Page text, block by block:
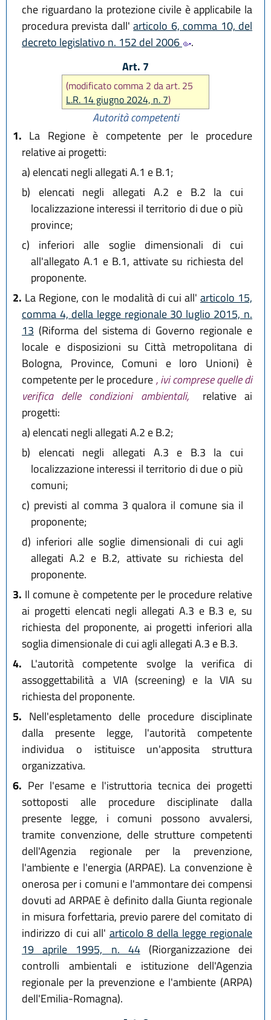
che riguardano la protezione civile è applicabile la
procedura prevista dall'articolo 6, comma 10, del
decreto legislativo n. 152 del 2006
.
Art. 7
(modificato comma 2 da art. 25
L.R. 14 giugno 2024, n. 7)
Autorità competenti
1. La Regione è competente per le procedure
relative ai progetti:
a) elencati negli allegati A.1 e B.1;
b) elencati negli allegati A.2 e B.2 la cui
localizzazione interessi il territorio di due o più
province;
c) inferiori alle soglie dimensionali di cui
all'allegato A.1 e B.1, attivate su richiesta del
proponente.
2. La Regione, con le modalità di cui all' articolo 15,
comma 4, della legge regionale 30 luglio 2015, n.
13 (Riforma del sistema di Governo regionale e
locale e disposizioni su Città metropolitana di
Bologna, Province, Comuni e loro Unioni) è
competente per le procedure, ivi comprese quelle di
verifica delle condizioni ambientali,
relative ai
progetti:
a) elencati negli allegati A.2 e B.2;
b) elencati negli allegati A.3 e B.3 la cui
localizzazione interessi il territorio di due o più
comuni;
c) previsti al comma 3 qualora il comune sia il
proponente;
d) inferiori alle soglie dimensionali di cui agli
allegati A.2 e B.2, attivate su richiesta del
proponente.
3. Il comune è competente per le procedure relative
ai progetti elencati negli allegati A.3 e B.3 e, su
richiesta del proponente, ai progetti inferiori alla
soglia dimensionale di cui agli allegati A.3 e B.3.
4. L'autorità competente svolge la verifica di
assoggettabilità a VIA (screening) e la VIA su
richiesta del proponente.
5. Nell'espletamento delle procedure disciplinate
dalla presente legge, l'autorità competente
individua o istituisce un'apposita struttura
organizzativa.
6. Per l'esame e l'istruttoria tecnica dei progetti
sottoposti alle procedure disciplinate dalla
presente legge, i comuni possono avvalersi,
tramite convenzione, delle strutture competenti
dell'Agenzia regionale per la prevenzione,
l'ambiente e l'energia (ARPAE). La convenzione è
onerosa per i comuni e l'ammontare dei compensi
dovuti ad ARPAE è definito dalla Giunta regionale
in misura forfettaria, previo parere del comitato di
indirizzo di cui all' articolo 8 della legge regionale
19 aprile 1995, n. 44(Riorganizzazione dei
controlli ambientali e istituzione dell'Agenzia
regionale per la prevenzione e l'ambiente (ARPA)
dell'Emilia-Romagna).